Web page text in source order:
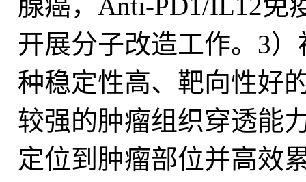
开展分子改造工作。3
种稳定性高、靶向性好
较强的肿瘤组织穿透能
定位到肿瘤部位并高效